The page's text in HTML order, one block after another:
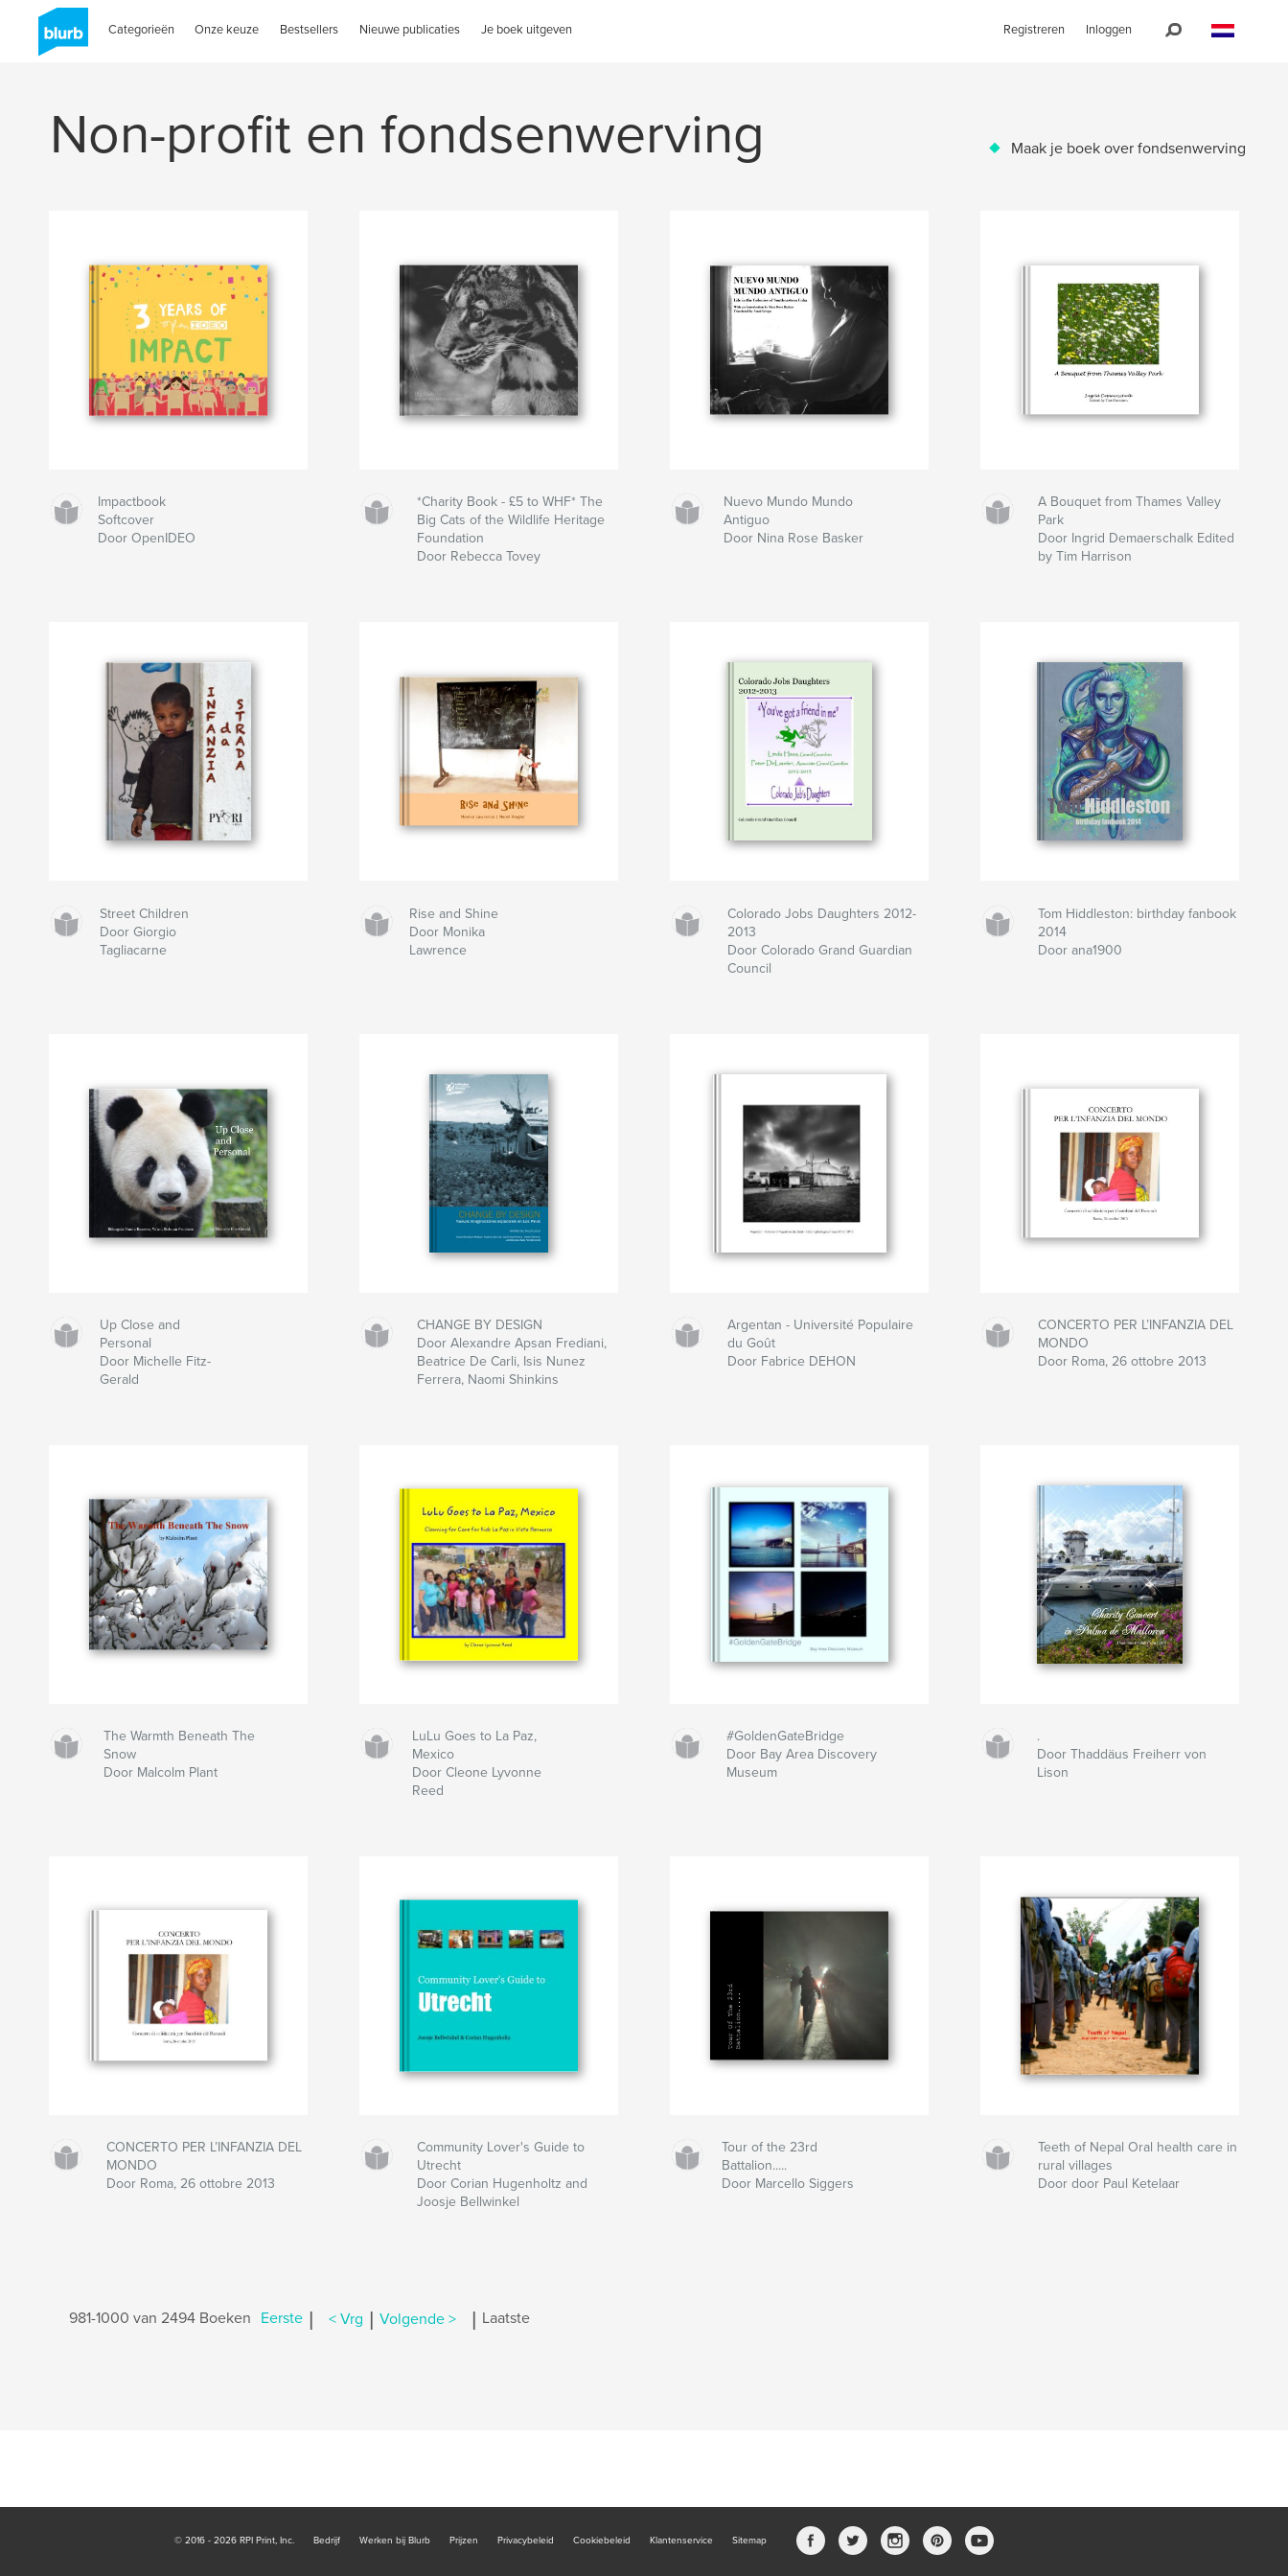
Categorieën Onze keuze Bestsellers Nieuwe publicaties Je boek uitgeven Registreren Inloggen
Non-profit en fondsenwerving Maak je boek over fondsenwerving
Impactbook
Softcover
Door OpenIDEO
*Charity Book - £5 to WHF* The
Big Cats of the Wildlife Heritage
Foundation
Door Rebecca Tovey
Nuevo Mundo Mundo
Antiguo
Door Nina Rose Basker
A Bouquet from Thames Valley
Park
Door Ingrid Demaerschalk Edited
by Tim Harrison
Street Children
Door Giorgio
Tagliacarne
Rise and Shine
Door Monika
Lawrence
Colorado Jobs Daughters 2012-
2013
Door Colorado Grand Guardian
Council
Tom Hiddleston: birthday fanbook
2014
Door ana1900
Up Close and
Personal
Door Michelle Fitz-
Gerald
CHANGE BY DESIGN
Door Alexandre Apsan Frediani,
Beatrice De Carli, Isis Nunez
Ferrera, Naomi Shinkins
Argentan - Université Populaire
du Goût
Door Fabrice DEHON
CONCERTO PER L’INFANZIA DEL
MONDO
Door Roma, 26 ottobre 2013
The Warmth Beneath The
Snow
Door Malcolm Plant
LuLu Goes to La Paz,
Mexico
Door Cleone Lyvonne
Reed
#GoldenGateBridge
Door Bay Area Discovery
Museum
.
Door Thaddäus Freiherr von
Lison
CONCERTO PER L’INFANZIA DEL
MONDO
Door Roma, 26 ottobre 2013
Community Lover's Guide to
Utrecht
Door Corian Hugenholtz and
Joosje Bellwinkel
Tour of the 23rd
Battalion.....
Door Marcello Siggers
Teeth of Nepal Oral health care in
rural villages
Door door Paul Ketelaar
981-1000 van 2494 Boeken Eerste < Vrg Volgende > Laatste
© 2016 - 2026 RPI Print, Inc. Bedrijf Werken bij Blurb Prijzen Privacybeleid Cookiebeleid Klantenservice Sitemap